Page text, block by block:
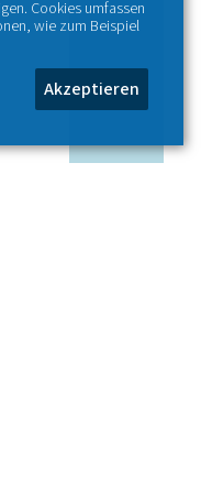
Cookies umfassen
wie zum Beispiel
Akzeptieren